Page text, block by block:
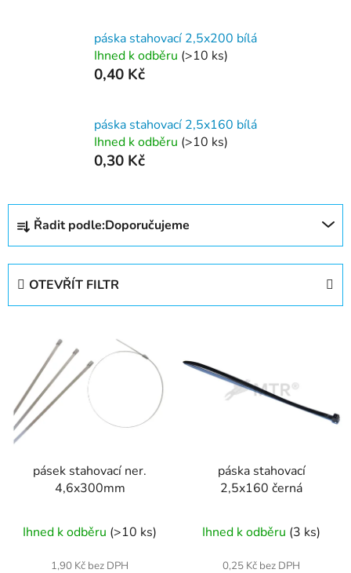
páska stahovací 2,5x200 bílá
Ihned k odběru (>10 ks)
0,40 Kč
páska stahovací 2,5x160 bílá
Ihned k odběru (>10 ks)
0,30 Kč
Ř
z
d
u
k
Řadit podle:Doporučujeme
OTEVŘÍT FILTR
s
p
pásek stahovací ner.
4,6x300mm
Ihned k odběru (>10 ks)
1,90 Kč bez DPH
páska stahovací
2,5x160 černá
Ihned k odběru (3 ks)
0,25 Kč bez DPH